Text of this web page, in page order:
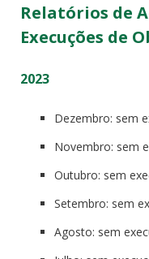
Relatórios de
Execuções de
2023
Dezembro: sem
Novembro: sem
Outubro: sem
Setembro: sem
Agosto: sem